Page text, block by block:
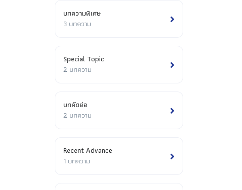
บทความพิเศษ
3 บทความ
Special Topic
2 บทความ
บทคัดย่อ
2 บทความ
Recent Advance
1 บทความ